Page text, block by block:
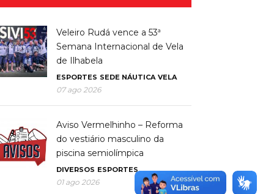
Veleiro Rudá vence a 53ª
Semana Internacional de Vela
de Ilhabela
ESPORTES SEDE NÁUTICA VELA
07 ago 2026
Aviso Vermelhinho – Reforma
do vestiário masculino da
piscina semiolímpica
DIVERSOS ESPORTES
01 ago 2026